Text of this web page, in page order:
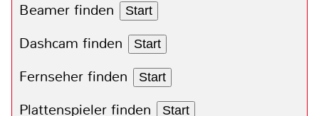
Beamer finden Start
Dashcam finden Start
Fernseher finden Start
Plattenspieler finden Start